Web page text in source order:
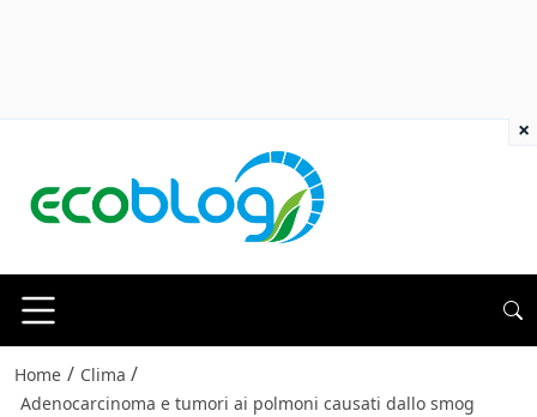
Home / Clima /
Adenocarcinoma e tumori ai polmoni causati dallo smog
×